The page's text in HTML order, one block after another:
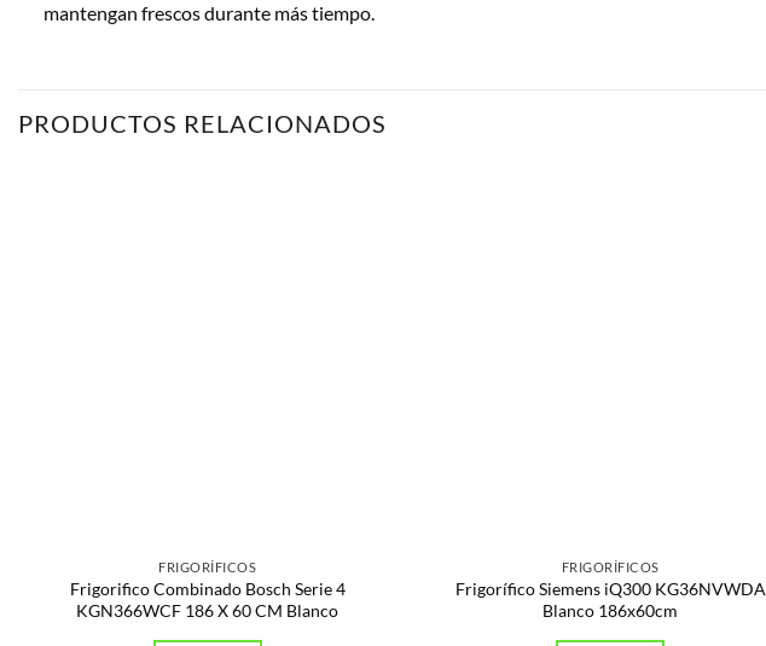
mantengan frescos durante más tiempo.
PRODUCTOS RELACIONADOS
FRIGORÍFICOS
Frigorifico Combinado Bosch Serie 4
KGN366WCF 186 X 60 CM Blanco
FRIGORÍFICOS
Frigorífico Siemens iQ300 KG36NVWDA
Blanco 186x60cm